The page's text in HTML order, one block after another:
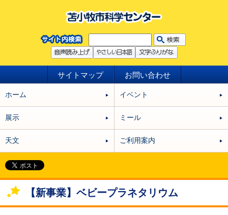
サイトマップ お問い合わせ
ホーム イベント
展示 ミール
天文 ご利用案内
【新事業】ベビープラネタリウム